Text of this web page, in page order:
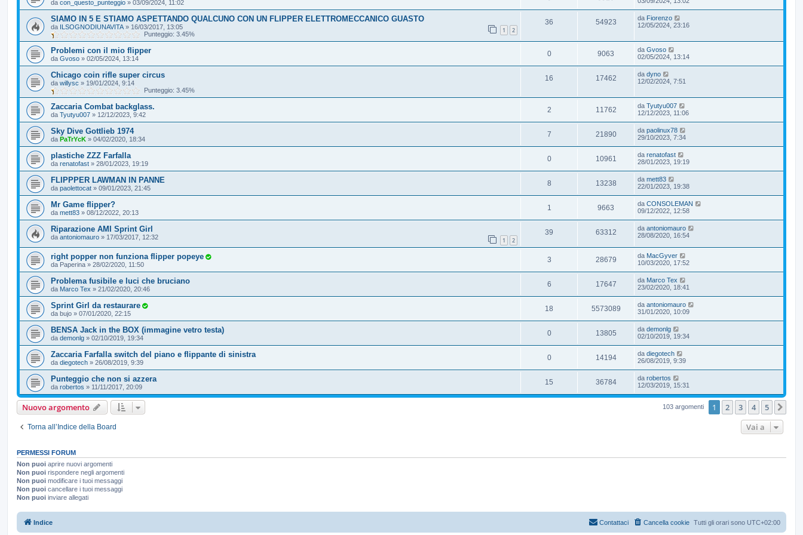
da con_questo_punteggio » 03/09/2024, 11:02
SIAMO IN 5 E STIAMO ASPETTANDO QUALCUNO CON UN FLIPPER ELETTROMECCANICO GUASTO
da ILSOGNODIUNAVITA » 16/03/2017, 13:05 1 2
Punteggio: 3.45%
36 54923 da Fiorenzo
12/05/2024, 23:16
Problemi con il mio flipper
da Gvoso » 02/05/2024, 13:14
0 9063 da Gvoso
02/05/2024, 13:14
Chicago coin rifle super circus
da willysc » 19/01/2024, 9:14
Punteggio: 3.45%
16 17462 da dyno
12/02/2024, 7:51
Zaccaria Combat backglass.
da Tyutyu007 » 12/12/2023, 9:42
2 11762 da Tyutyu007
12/12/2023, 11:06
Sky Dive Gottlieb 1974
da PaTrYcK » 04/02/2020, 18:34
7 21890 da paolinux78
29/10/2023, 7:34
plastiche ZZZ Farfalla
da renatofast » 28/01/2023, 19:19
0 10961 da renatofast
28/01/2023, 19:19
FLIPPPER LAWMAN IN PANNE
da paolettocat » 09/01/2023, 21:45
8 13238 da mett83
22/01/2023, 19:38
Mr Game flipper?
da mett83 » 08/12/2022, 20:13
1 9663 da CONSOLEMAN
09/12/2022, 12:58
Riparazione AMI Sprint Girl
da antoniomauro » 17/03/2017, 12:32 1 2
39 63312 da antoniomauro
28/08/2020, 16:54
right popper non funziona flipper popeye
da Paperina » 28/02/2020, 11:50
3 28679 da MacGyver
10/03/2020, 17:52
Problema fusibile e luci che bruciano
da Marco Tex » 21/02/2020, 20:46
6 17647 da Marco Tex
23/02/2020, 18:41
Sprint Girl da restaurare
da bujo » 07/01/2020, 22:15
18 5573089 da antoniomauro
31/01/2020, 10:09
BENSA Jack in the BOX (immagine vetro testa)
da demonlg » 02/10/2019, 19:34
0 13805 da demonlg
02/10/2019, 19:34
Zaccaria Farfalla switch del piano e flippante di sinistra
da diegotech » 26/08/2019, 9:39
0 14194 da diegotech
26/08/2019, 9:39
Punteggio che non si azzera
da robertos » 11/11/2017, 20:09
15 36784 da robertos
12/03/2019, 15:31
Nuovo argomento 103 argomenti 1 2 3 4 5
Torna all’Indice della Board Vai a
PERMESSI FORUM
Non puoi aprire nuovi argomenti
Non puoi rispondere negli argomenti
Non puoi modificare i tuoi messaggi
Non puoi cancellare i tuoi messaggi
Non puoi inviare allegati
Indice Tutti gli orari sono UTC+02:00
Cancella cookie
Contattaci